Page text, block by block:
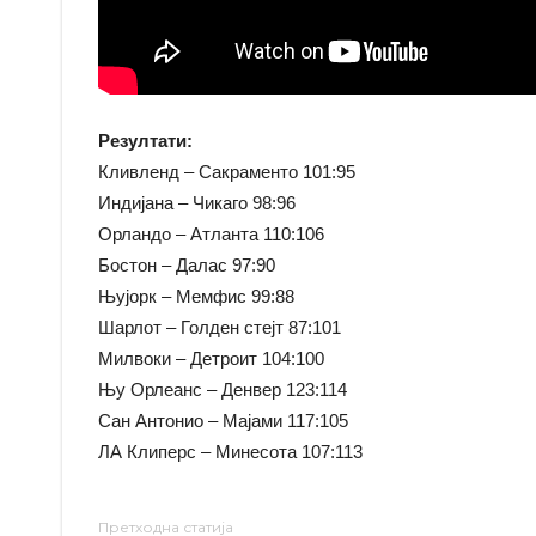
Резултати:
Кливленд – Сакраменто 101:95
Индијана – Чикаго 98:96
Орландо – Атланта 110:106
Бостон – Далас 97:90
Њујорк – Мемфис 99:88
Шарлот – Голден стејт 87:101
Милвоки – Детроит 104:100
Њу Орлеанс – Денвер 123:114
Сан Антонио – Мајами 117:105
ЛА Клиперс – Минесота 107:113
Претходна статија